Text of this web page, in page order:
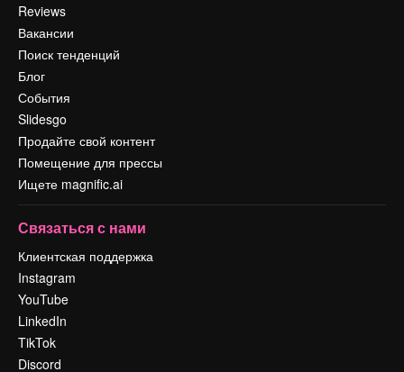
Reviews
Вакансии
Поиск тенденций
Блог
События
Slidesgo
Продайте свой контент
Помещение для прессы
Ищете magnific.ai
Связаться с нами
Клиентская поддержка
Instagram
YouTube
LinkedIn
TikTok
Discord